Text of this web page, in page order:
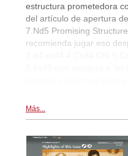
estructura prometedora
del artículo de apertura
7.Nd5 Promising
recomienda jugar eso
Más...